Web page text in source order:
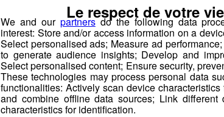
We and our partnersdo the following data
interest: Store and/or access information on a
Select personalised ads; Measure ad
to generate audience insights; Develop and
Select personalised content; Ensure security,
These technologies may process personal data
functionalities: Actively scan device
and combine offline data sources; Link
characteristics for identification.
Le respect de votre